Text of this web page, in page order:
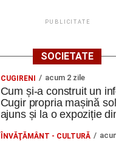
PUBLICITATE
SOCIETATE
CUGIRENI acum 2 zile
Cum și-a construit un
Cugir propria mașină
ajuns și la o expoziție
ÎNVĂŢĂMÂNT - CULTURĂ